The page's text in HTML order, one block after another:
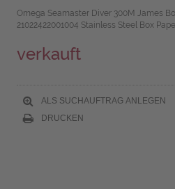
Omega Seamaster Diver 300M James
21022422001004 Stainless Steel Box
verkauft
ALS SUCHAUFTRAG ANLEGEN
DRUCKEN